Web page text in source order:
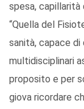
spesa, capillarità
“Quella del
sanità, capace
multidisciplinari
proposito e per
giova ricordare